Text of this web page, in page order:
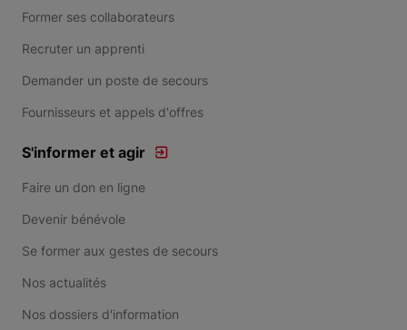
Former ses collaborateurs
Recruter un apprenti
Demander un poste de secours
Fournisseurs et appels d'offres
S'informer et agir
Faire un don en ligne
Devenir bénévole
Se former aux gestes de secours
Nos actualités
Nos dossiers d'information